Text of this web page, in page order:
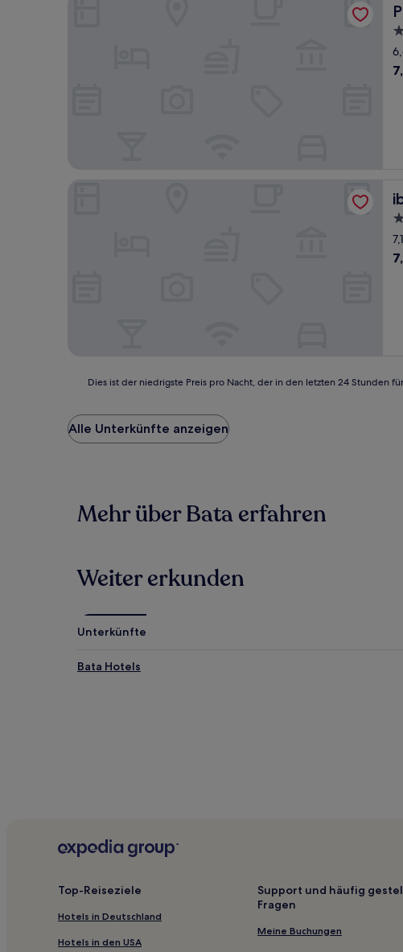
ibis Bata
der
niedrigste
Preis
den
einen
Aufenthalt
1 Übernachtung
von
wurde.
Dies ist der niedrigste Preis pro Nacht, der in den letzten 24 Stunden
Alle Unterkünfte anzeigen
Mehr über Bata erfahren
Weiter erkunden
Unterkünfte
Bata Hotels
Top-Reiseziele
Hotels in Deutschland
Hotels in den USA
Support und häufig
Fragen
Meine Buchungen